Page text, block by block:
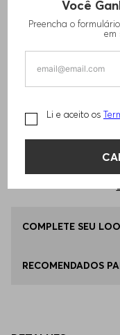
Você
Preencha o
em
Li e aceito os
CALÇA
Qual o seu Tamanho?
48
50
COMPLETE SEU
RECOMENDADOS